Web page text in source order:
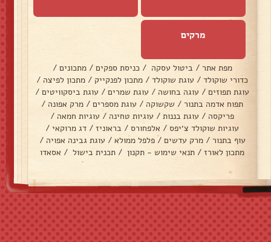
מרקים
מפת אתר / ביטול עסקה / כניסת ספקים / מתכונים /
כדורי שוקולד / עוגת שוקולד / מתכון לפנקייק / מתכון לפיצה /
עוגת תפוזים / עוגה בחושה / עוגת שמרים / עוגת ביסקוויטים/
תפוח אדמה בתנור / שקשוקה / עוגת מספרים / מרק אפונה /
פריקסה / עוגת בננות / עוגיות טחינה / עוגיות חמאה /
עוגיות שוקולד צ׳יפס / אלפחורס / בראוניז / דג מרוקאי /
עוף בתנור / מרק עדשים / פלפל ממולא / עוגת גבינה אפויה /
מתכון לאורז / תנאי שימוש - תקנון / תכנית בישול / אסאדו